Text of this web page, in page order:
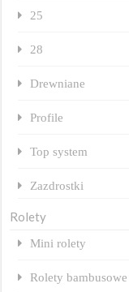
25
28
Drewniane
Profile
Top system
Zazdrostki
Rolety
Mini rolety
Rolety bambusowe